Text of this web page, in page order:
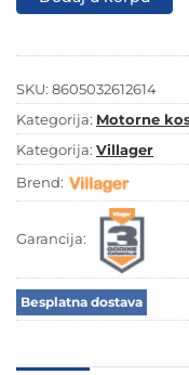
Prime
SKU: 8605032612614
Kategorija: Motorne
Kategorija: Villager
Brend:
Garancija:
Besplatna dostava